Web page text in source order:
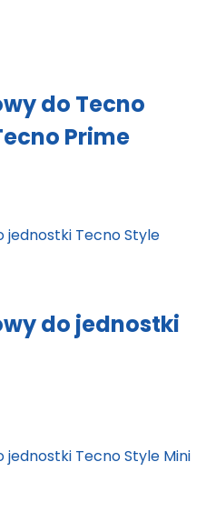
do Tecno
Prime
do jednostki